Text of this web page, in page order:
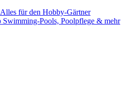
Alles für den Hobby-Gärtner
Swimming-Pools, Poolpflege & mehr